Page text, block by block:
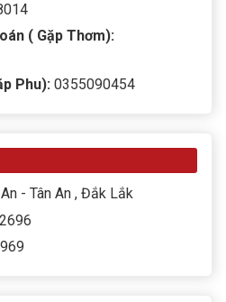
( Gặp Thơm):
Phu): 0355090454
- Tân An , Đắk Lắk